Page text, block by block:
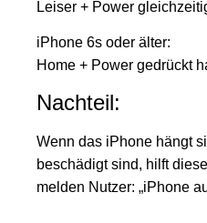
Leiser + Power
iPhone 6s oder älter:
Home + Power gedrückt
Nachteil:
Wenn das iPhone hängt
beschädigt sind, hilft
melden Nutzer: „iPhone